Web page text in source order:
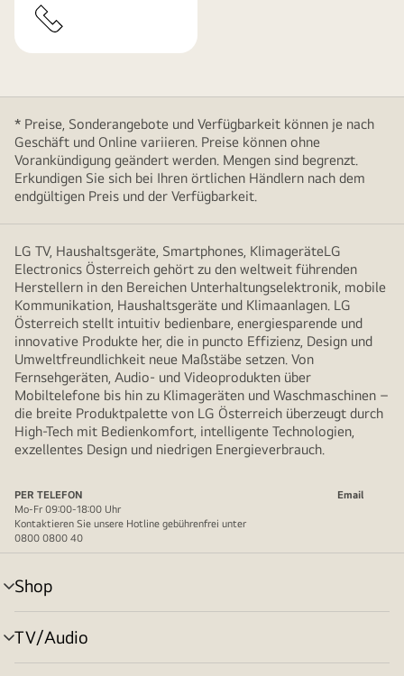
* Preise, Sonderangebote und Verfügbarkeit können je nach
Geschäft und Online variieren. Preise können ohne
Vorankündigung geändert werden. Mengen sind begrenzt.
Erkundigen Sie sich bei Ihren örtlichen Händlern nach dem
endgültigen Preis und der Verfügbarkeit.
LG TV, Haushaltsgeräte, Smartphones, KlimageräteLG
Electronics Österreich gehört zu den weltweit führenden
Herstellern in den Bereichen Unterhaltungselektronik, mobile
Kommunikation, Haushaltsgeräte und Klimaanlagen. LG
Österreich stellt intuitiv bedienbare, energiesparende und
innovative Produkte her, die in puncto Effizienz, Design und
Umweltfreundlichkeit neue Maßstäbe setzen. Von
Fernsehgeräten, Audio- und Videoprodukten über
Mobiltelefone bis hin zu Klimageräten und Waschmaschinen –
die breite Produktpalette von LG Österreich überzeugt durch
High-Tech mit Bedienkomfort, intelligente Technologien,
exzellentes Design und niedrigen Energieverbrauch.
PER TELEFON
Email
Mo-Fr 09:00-18:00 Uhr
Kontaktieren Sie unsere Hotline gebührenfrei unter
0800 0800 40
Shop
Menü
umschalten
TV/Audio
Menü
umschalten